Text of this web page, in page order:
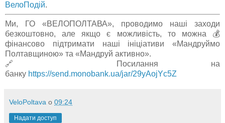
ВелоПодій.
Ми, ГО «ВЕЛОПОЛТАВА», проводимо наші заходи
безкоштовно, але якщо є можливість, то можна 💰
фінансово підтримати наші ініціативи «Мандруймо
Полтавщиною» та «Мандруй активно».
🔗 Посилання на
банку https://send.monobank.ua/jar/29yAojYc5Z
VeloPoltava о 09:24
Надати доступ